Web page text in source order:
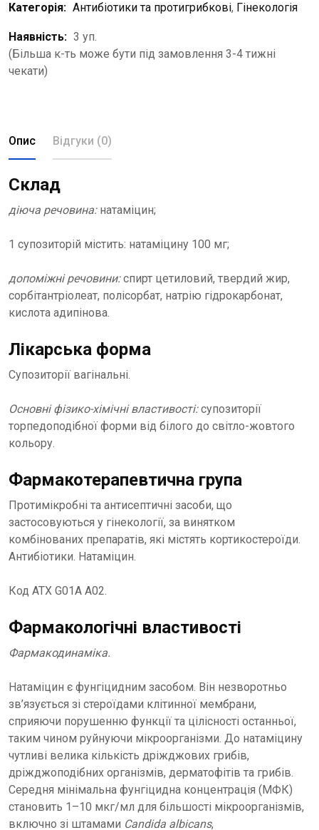
Категорія: Антибіотики та протигрибкові, Гінекологія
Наявність: 3 уп.
(Більша к-ть може бути під замовлення 3-4 тижні
чекати)
Опис Відгуки (0)
Склад
діюча речовина: натаміцин;
1 супозиторій містить: натаміцину 100 мг;
допоміжні речовини:спирт цетиловий, твердий жир,
сорбітантріолеат, полісорбат, натрію гідрокарбонат,
кислота адипінова.
Лікарська форма
Супозиторії вагінальні.
Основні фізико-хімічні властивості:супозиторії
торпедоподібної форми від білого до світло-жовтого
кольору.
Фармакотерапевтична група
Протимікробні та антисептичні засоби, що
застосовуються у гінекології, за винятком
комбінованих препаратів, які містять кортикостероїди.
Антибіотики. Натаміцин.
Код АТХ G01A A02.
Фармакологічні властивості
Фармакодинаміка.
Натаміцин є фунгіцидним засобом. Він незворотньо
зв’язується зі стероїдами клітинної мембрани,
сприяючи порушенню функції та цілісності останньої,
таким чином руйнуючи мікроорганізми. До натаміцину
чутливі велика кількість дріжджових грибів,
дріжджоподібних організмів, дерматофітів та грибів.
Середня мінімальна фунгіцидна концентрація (МФК)
становить 1–10 мкг/мл для більшості мікроорганізмів,
включно зі штамами Candida albicans,